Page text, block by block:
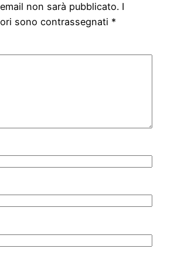
non sarà pubblicato. I
sono contrassegnati *